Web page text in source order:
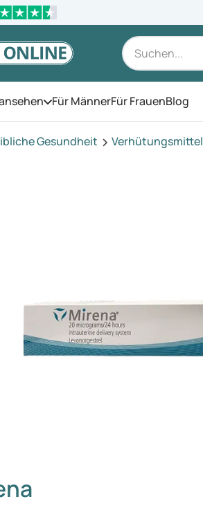
Öffnen Sie das Menü
Für MännerFür FrauenBlog
Gesundheit Verhütungsmittel